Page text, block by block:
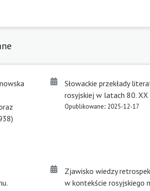
Słowackie przekłady
rosyjskiej w latach 80. XX
Opublikowane:: 2025-12-17
Zjawisko wiedzy
w kontekście rosyjskiego